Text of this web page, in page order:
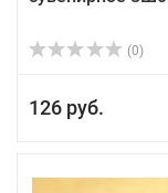
(0)
126 руб.